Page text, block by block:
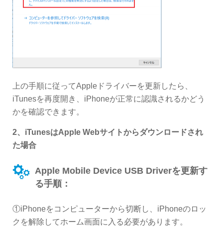
上の手順に従ってAppleドライバーを更新したら、
iTunesを再度開き、iPhoneが正常に認識されるかどう
かを確認できます。
2、iTunesはApple Webサイトからダウンロードされ
た場合
Apple Mobile Device USB Driverを更新す
る手順：
①iPhoneをコンピューターから切断し、iPhoneのロッ
クを解除してホーム画面に入る必要があります。